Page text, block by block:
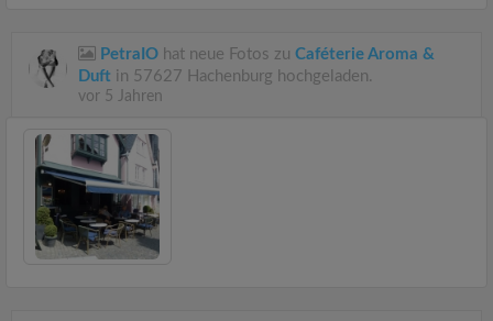
PetraIO hat neue Fotos zu Caféterie Aroma &
Duft in 57627 Hachenburg hochgeladen.
vor 5 Jahren